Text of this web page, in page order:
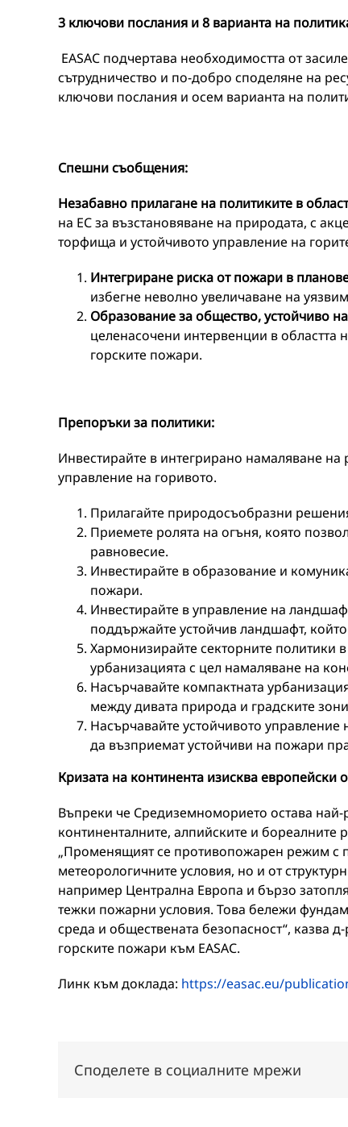
3 ключови послания и 8 варианта на
EASAC подчертава необходимостта от
сътрудничество и по-добро споделяне на
ключови послания и осем варианта на
Спешни съобщения:
Незабавно прилагане на политиките в
на ЕС за възстановяване на природата, с
торфища и устойчивото управление на
Интегриране риска от пожари в
избегне неволно увеличаване на
Образование за общество, устойчиво
целенасочени интервенции в областта
горските пожари.
Препоръкиза политики:
Инвестирайте в интегрирано намаляване
управление на горивото.
Прилагайте природосъобразни
Приемете ролята на огъня, която
равновесие.
Инвестирайте в образование и
пожари.
Инвестирайте в управление на
поддържайте устойчив ландшафт,
Хармонизирайте секторните политики
урбанизацията с цел намаляване на
Насърчавайте компактната
между дивата природа и градските
Насърчавайте устойчивото
да възприемат устойчиви на пожари
Кризата на континента изисква европейски
Въпреки че Средиземноморието остава
континенталните, алпийските и
„Променящият се противопожарен режим с
метеорологичните условия, но и от
например Централна Европа и бързо
тежки пожарни условия. Това бележи
среда и обществената безопасност“, казва
горските пожари към EASAC.
Линк към доклада: https://easac.eu/
Споделете в социалните мрежи